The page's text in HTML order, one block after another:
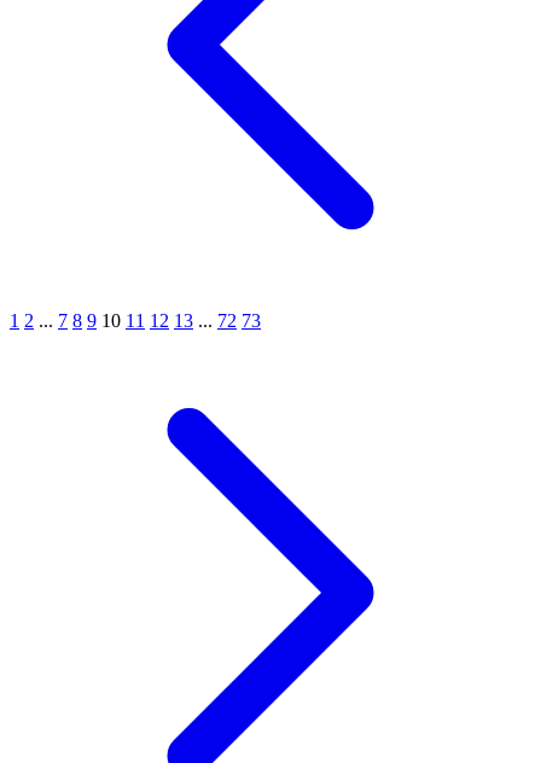
1 2 ... 7 8 9 10 11 12 13 ... 72 73